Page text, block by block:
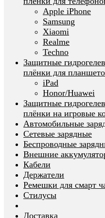
Apple iPhone
Samsung
Xiaomi
Realme
Techno
Защитные
плёнки для
iPad
Honor/Huawei
Защитные
плёнки на игровые
Автомобильные
Сетевые зарядные
Беспроводные
Внешние
Кабели
Держатели
Ремешки для смарт
Стилусы
Доставка